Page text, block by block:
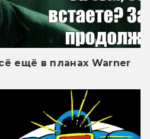
ещё в планах Warner